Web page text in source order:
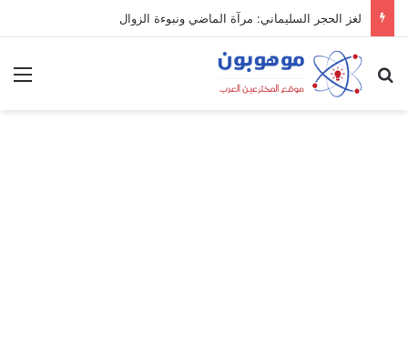
لغز الحجر السليماني: مرآة الماضي ونبوءة الزوال
بحث عن